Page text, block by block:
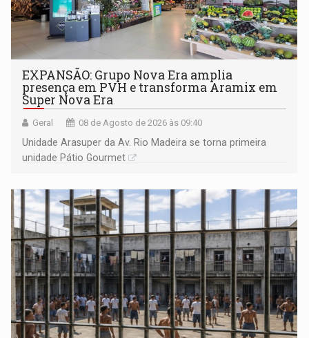
EXPANSÃO: Grupo Nova Era amplia
presença em PVH e transforma Aramix em
Super Nova Era
Geral 08 de Agosto de 2026 às 09:40
Unidade Arasuper da Av. Rio Madeira se torna primeira
unidade Pátio Gourmet